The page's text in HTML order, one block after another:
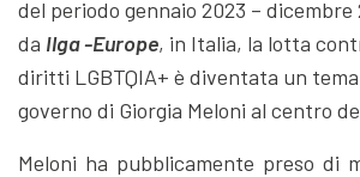
del periodo gennaio 2023 –
da Ilga -Europe, in Italia, la lotta
diritti LGBTQIA+ è diventata un
governo di Giorgia Meloni al centro
Meloni ha pubblicamente preso di